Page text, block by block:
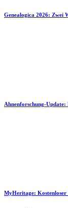
Genealogica 2026: Zwei
Ahnenforschung-
MyHeritage: Kostenloser